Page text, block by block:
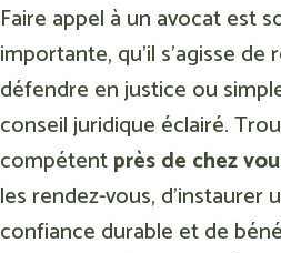
Faire appel à un avocat est
importante, qu’il s’agisse
défendre en justice ou
conseil juridique éclairé.
compétentprès de chez
les rendez-vous, d’instaurer
confiance durable et de